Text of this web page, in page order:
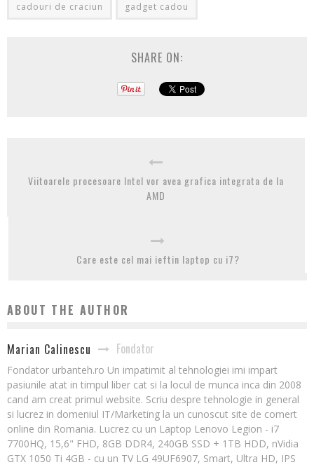
cadouri de craciun gadget cadou
SHARE ON:
Viitoarele procesoare Intel vor avea grafica integrata de la
AMD
Care este cel mai ieftin laptop cu i7?
ABOUT THE AUTHOR
Marian Calinescu Fondator
Fondator urbanteh.ro Un impatimit al tehnologiei imi impart
pasiunile atat in timpul liber cat si la locul de munca inca din 2008
cand am creat primul website. Scriu despre tehnologie in general
si lucrez in domeniul IT/Marketing la un cunoscut site de comert
online din Romania. Lucrez cu un Laptop Lenovo Legion - i7
7700HQ, 15,6" FHD, 8GB DDR4, 240GB SSD + 1TB HDD, nVidia
GTX 1050 Ti 4GB - cu un TV LG 49UF6907, Smart, Ultra HD, IPS